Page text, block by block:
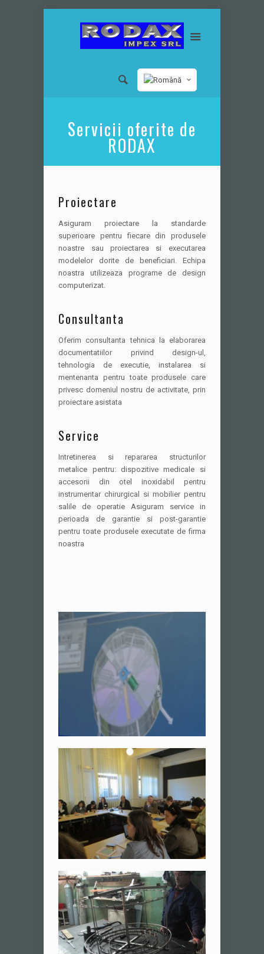
Servicii oferite de
RODAX
Proiectare
Asiguram proiectare la standarde
superioare pentru fiecare din produsele
noastre sau proiectarea si executarea
modelelor dorite de beneficiari. Echipa
noastra utilizeaza programe de design
computerizat.
Consultanta
Oferim consultanta tehnica la elaborarea
documentatiilor privind design-ul,
tehnologia de executie, instalarea si
mentenanta pentru toate produsele care
privesc domeniul nostru de activitate, prin
proiectare asistata
Service
Intretinerea si repararea structurilor
metalice pentru: dispozitive medicale si
accesorii din otel inoxidabil pentru
instrumentar chirurgical si mobilier pentru
salile de operatie Asiguram service in
perioada de garantie si post-garantie
pentru toate produsele executate de firma
noastra